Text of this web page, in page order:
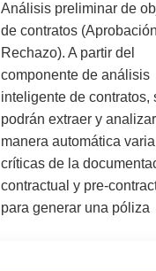
Análisis preliminar de
de contratos
Rechazo). A partir del
componente de análisis
inteligente de contratos,
podrán extraer y
manera automática
críticas de la
contractual y pre-
para generar una póliza